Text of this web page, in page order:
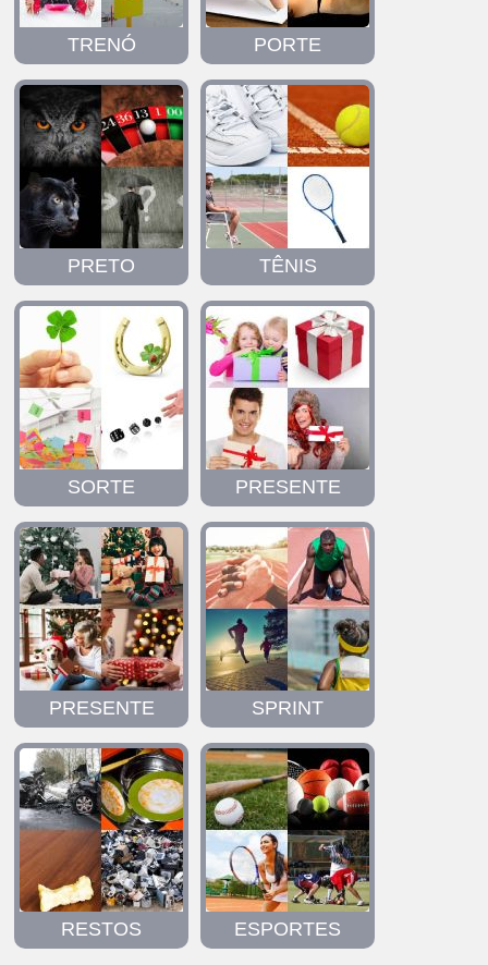
TRENÓ PORTE
PRETO TÊNIS
SORTE PRESENTE
PRESENTE SPRINT
RESTOS ESPORTES